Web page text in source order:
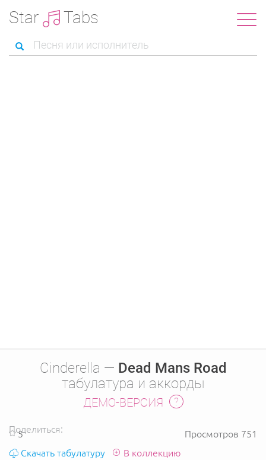
Star Tabs
Cinderella — Dead Mans Road
табулатура и аккорды
ДЕМО-ВЕРСИЯ
5
Просмотров 751
Скачать табулатуру
Поделиться:
В коллекцию